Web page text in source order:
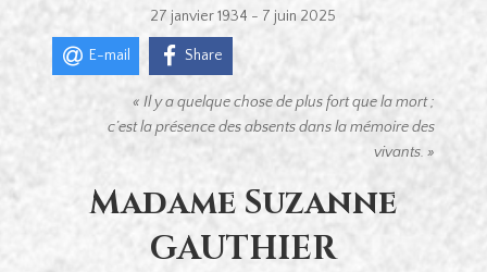
27 janvier 1934 - 7 juin 2025
E-mail Share
« Il y a quelque chose de plus fort que la mort ;
c’est la présence des absentsdans la mémoire des
vivants. »
Madame Suzanne
GAUTHIER